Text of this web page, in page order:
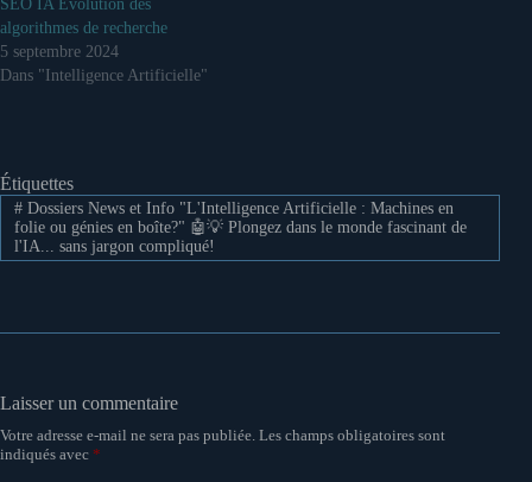
SEO IA Évolution des
algorithmes de recherche
5 septembre 2024
Dans "Intelligence Artificielle"
Étiquettes
#Dossiers News et Info "L'Intelligence Artificielle : Machines en
folie ou génies en boîte?" 🤖💡 Plongez dans le monde fascinant de
l'IA... sans jargon compliqué!
Laisser un commentaire
Votre adresse e-mail ne sera pas publiée. Les champs obligatoires sont
indiqués avec *